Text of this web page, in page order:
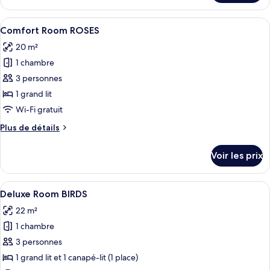
le
type
de
Apartment
ROSES
Afficher
toutes
les
photos
pour
ce
type
chambre :
ROSES
Une chambre à coucher avec un
8
Comfort Room ROSES
20 m²
1 chambre
3 personnes
1 grand lit
Wi-Fi gratuit
Plus de détails
Plus
le
type
de
Comfort
Room
Voir les prix
Afficher
toutes
les
photos
pour
ce
Une chambre à coucher avec un lit
10
Deluxe Room BIRDS
22 m²
1 chambre
3 personnes
1 grand lit et 1 canapé-lit (1 place)